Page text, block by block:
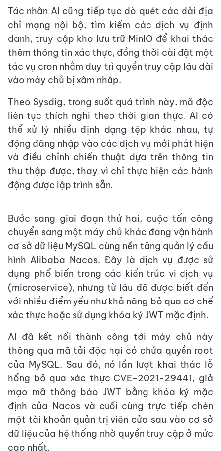
Tác nhân AI cũng tiếp tục dò quét các dải địa
chỉ mạng nội bộ, tìm kiếm các dịch vụ định
danh, truy cập kho lưu trữ MinIO để khai thác
thêm thông tin xác thực, đồng thời cài đặt một
tác vụ cron nhằm duy trì quyền truy cập lâu dài
vào máy chủ bị xâm nhập.
Theo Sysdig, trong suốt quá trình này, mã độc
liên tục thích nghi theo thời gian thực. AI có
thể xử lý nhiều định dạng tệp khác nhau, tự
động đăng nhập vào các dịch vụ mới phát hiện
và điều chỉnh chiến thuật dựa trên thông tin
thu thập được, thay vì chỉ thực hiện các hành
động được lập trình sẵn.
Bước sang giai đoạn thứ hai, cuộc tấn công
chuyển sang một máy chủ khác đang vận hành
cơ sở dữ liệu MySQL cùng nền tảng quản lý cấu
hình Alibaba Nacos. Đây là dịch vụ được sử
dụng phổ biến trong các kiến trúc vi dịch vụ
(microservice), nhưng từ lâu đã được biết đến
với nhiều điểm yếu như khả năng bỏ qua cơ chế
xác thực hoặc sử dụng khóa ký JWT mặc định.
AI đã kết nối thành công tới máy chủ này
thông qua mã tải độc hại có chứa quyền root
của MySQL. Sau đó, nó lần lượt khai thác lỗ
hổng bỏ qua xác thực CVE-2021-29441, giả
mạo mã thông báo JWT bằng khóa ký mặc
định của Nacos và cuối cùng trực tiếp chèn
một tài khoản quản trị viên cửa sau vào cơ sở
dữ liệu của hệ thống nhờ quyền truy cập ở mức
cao nhất.